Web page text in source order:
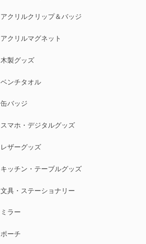
アクリルクリップ＆バッジ
アクリルマグネット
木製グッズ
ベンチタオル
缶バッジ
スマホ・デジタルグッズ
レザーグッズ
キッチン・テーブルグッズ
文具・ステーショナリー
ミラー
ポーチ